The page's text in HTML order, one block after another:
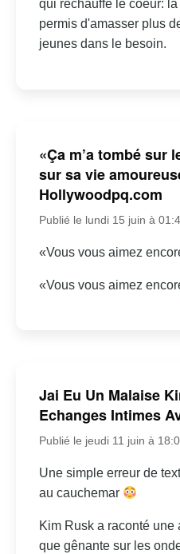
qui réchauffe le coeur:
permis d'amasser plus
jeunes dans le besoin.
«Ça m’a tombé sur
sur sa vie
Hollywoodpq.com
Publié le lundi 15 juin à
«Vous vous aimez
«Vous vous aimez
Jai Eu Un Malaise
Echanges Intimes
Publié le jeudi 11 juin à
Une simple erreur de
au cauchemar
Kim Rusk a raconté
que gênante sur les